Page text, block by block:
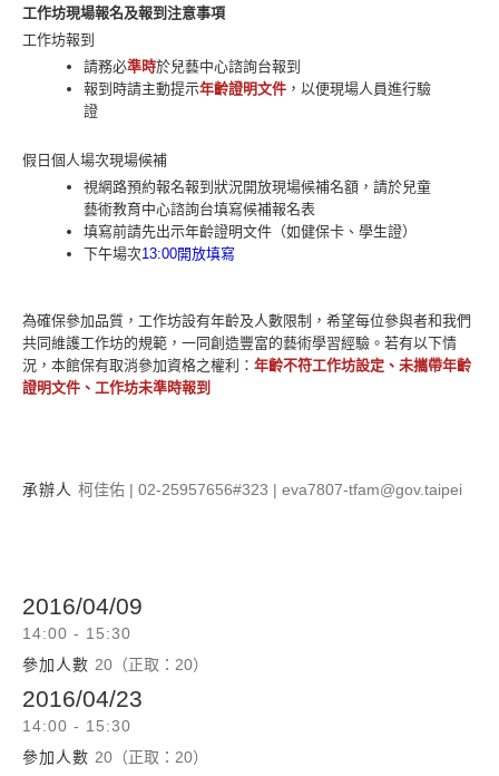
工作坊現場報名及報到注意事項
工作坊報到
請務必準時於兒藝中心諮詢台報到
報到時請主動提示年齡證明文件 ，以便現場人員進行驗
證
假日個人場次現場候補
視網路預約報名報到狀況開放現場候補名額，請於兒童
藝術教育中心諮詢台填寫候補報名表
填寫前請先出示年齡證明文件（如健保卡、學生證）
下午場次13:00開放填寫
為確保參加品質，工作坊設有年齡及人數限制，希望每位參與者和我們
共同維護工作坊的規範，一同創造豐富的藝術學習經驗。若有以下情
況，本館保有取消參加資格之權利： 年齡不符工作坊設定、未攜帶年齡
證明文件、工作坊未準時報到
承辦人 柯佳佑 | 02-25957656#323 | eva7807-tfam@gov.taipei
2016/04/09
14:00 - 15:30
參加人數 20（正取：20）
2016/04/23
14:00 - 15:30
參加人數 20（正取：20）